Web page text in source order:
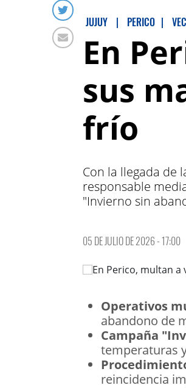
JUJUY | PERICO |
En
sus
frío
Con la llegada de
responsable
"Invierno sin
05 DE JULIO DE 2026 - 17:00
Operativos
abandono de
Campaña
temperaturas
reincidencia